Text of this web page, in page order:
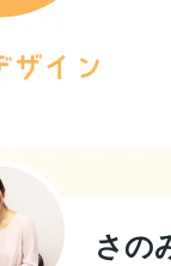
さの